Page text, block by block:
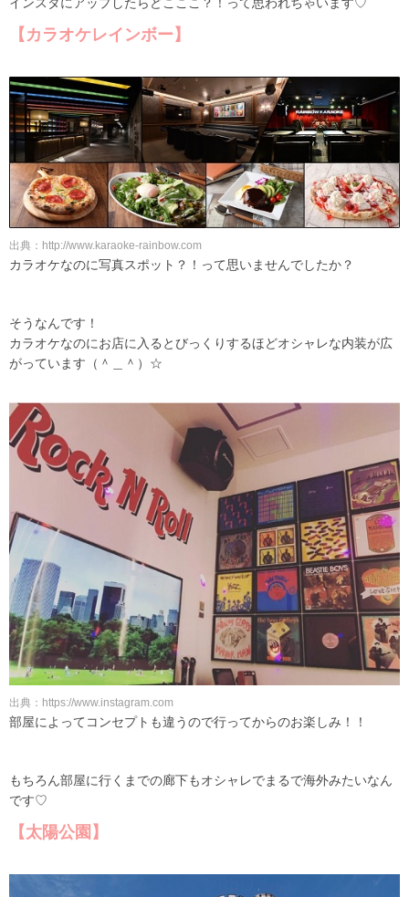
【カラオケレインボー】
出典：http://www.karaoke-rainbow.com
カラオケなのに写真スポット？！って思いませんでしたか？
そうなんです！
カラオケなのにお店に入るとびっくりするほどオシャレな内装が広
がっています（＾＿＾）☆
出典：https://www.instagram.com
部屋によってコンセプトも違うので行ってからのお楽しみ！！
もちろん部屋に行くまでの廊下もオシャレでまるで海外みたいなん
です♡
【太陽公園】